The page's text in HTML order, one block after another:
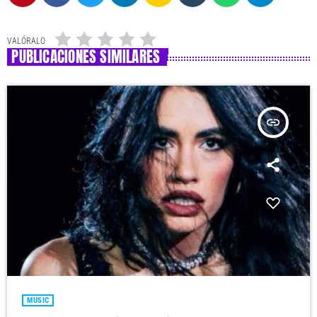
VALÓRALO
PUBLICACIONES SIMILARES
insert_link
MUSIC